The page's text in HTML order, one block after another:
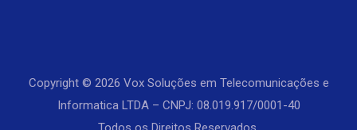
Copyright © 2026 Vox Soluções em Telecomunicações e
Informatica LTDA – CNPJ: 08.019.917/0001-40